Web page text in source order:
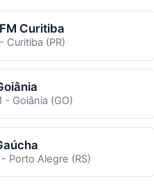
Curitiba
Curitiba (PR)
- Goiânia (GO)
Porto Alegre (RS)